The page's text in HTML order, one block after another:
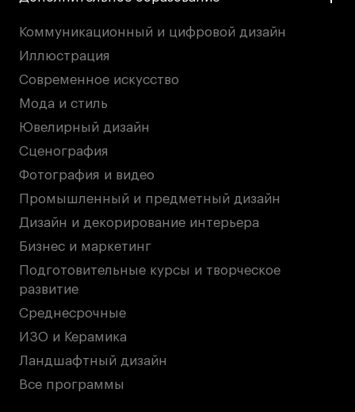
Коммуникационный и цифровой дизайн
Иллюстрация
Современное искусство
Мода и стиль
Ювелирный дизайн
Сценография
Фотография и видео
Промышленный и предметный дизайн
Дизайн и декорирование интерьера
Бизнес и маркетинг
Подготовительные курсы и творческое
развитие
Среднесрочные
ИЗО и Керамика
Ландшафтный дизайн
Все программы